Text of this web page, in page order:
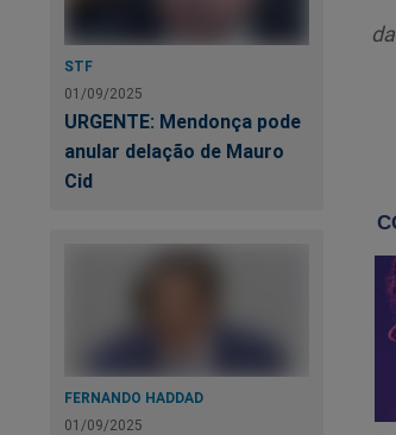
STF
01/09/2025
URGENTE: Mendonça pode
anular delação de Mauro
Cid
FERNANDO HADDAD
01/09/2025